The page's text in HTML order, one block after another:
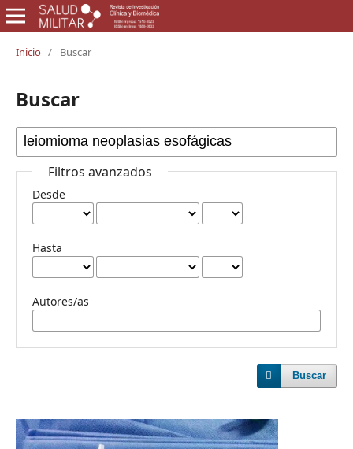
Inicio / Buscar
Buscar
Filtros avanzados
Desde
Hasta
Autores/as
Buscar